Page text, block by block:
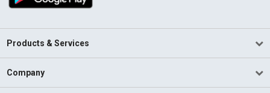
Products & Services
Company